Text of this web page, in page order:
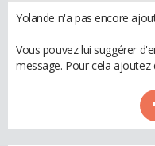
Yolande n'a pas encore
Vous pouvez lui suggérer
message. Pour cela